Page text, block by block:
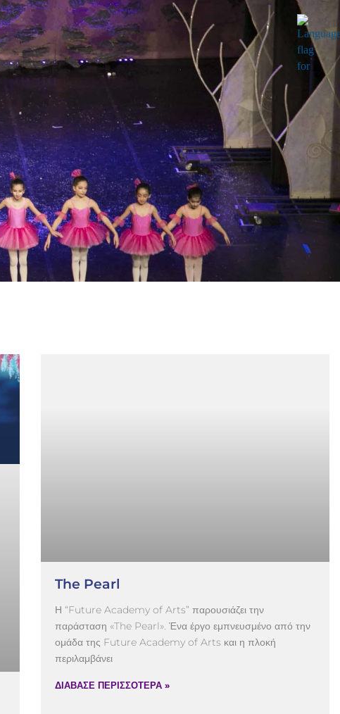
The Pearl
Η “Future Academy of Arts” παρουσιάζει την
παράσταση «The Pearl». Ένα έργο εμπνευσμένο από την
ομάδα της Future Academy of Arts και η πλοκή
περιλαμβάνει
ΔΙΑΒΑΣΕ ΠΕΡΙΣΣΟΤΕΡΑ »